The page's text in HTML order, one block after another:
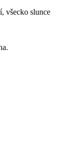
všecko slunce